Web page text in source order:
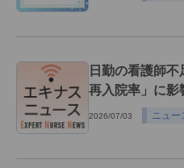
日勤の看護師不
再入院率」に影
2026/07/03 ニュー